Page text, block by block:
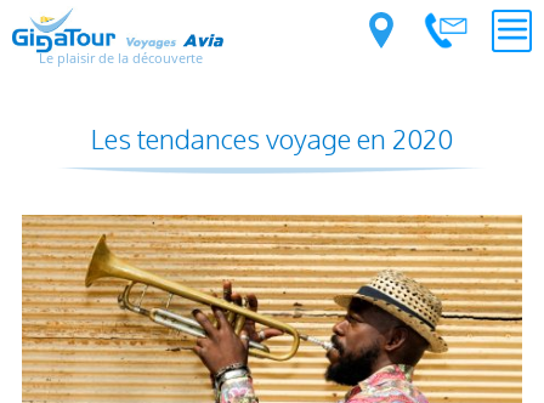
Le plaisir de la découverte
Les tendances voyage en 2020